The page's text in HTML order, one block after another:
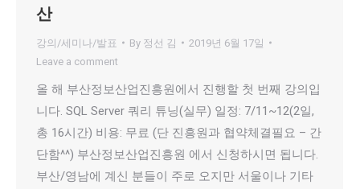
산
강의/세미나/발표 By 정선 김
2019년 6월 17일
Leave a comment
올 해 부산정보산업진흥원에서 진행할 첫 번째 강의입
니다. SQL Server 쿼리 튜닝(실무) 일정: 7/11~12(2일,
총 16시간) 비용: 무료 (단 진흥원과 협약체결필요 – 간
단함^^) 부산정보산업진흥원 에서 신청하시면 됩니다.
부산/영남에 계신 분들이 주로 오지만 서울이나 기타